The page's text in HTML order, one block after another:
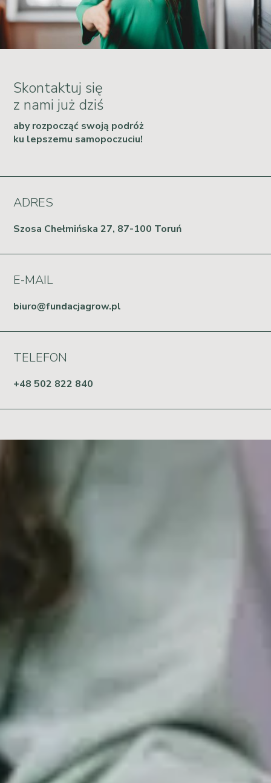
Skontaktuj się
z nami już dziś
aby rozpocząć swoją podróż
ku lepszemu samopoczuciu!
ADRES
Szosa Chełmińska 27, 87-100 Toruń
E-MAIL
biuro@fundacjagrow.pl
TELEFON
+48 502 822 840